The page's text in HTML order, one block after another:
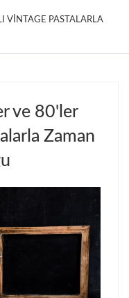
VINTAGE PASTALARLA
ve 80'ler
Zaman